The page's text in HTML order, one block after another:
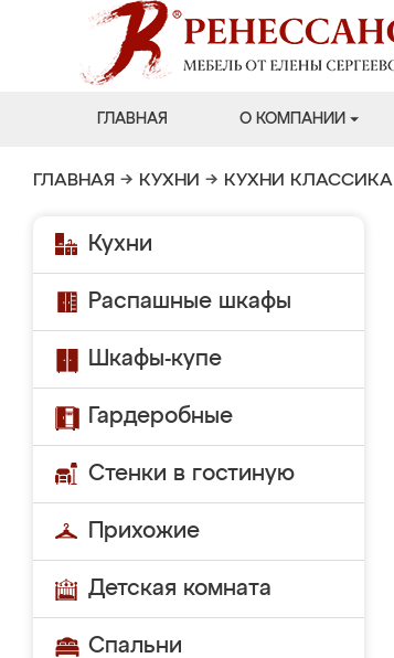
ГЛАВНАЯ О КОМПАНИИ
ГЛАВНАЯ → КУХНИ → КУХНИ КЛАССИКА
Кухни
Распашные шкафы
Шкафы-купе
Гардеробные
Стенки в гостиную
Прихожие
Детская комната
Спальни